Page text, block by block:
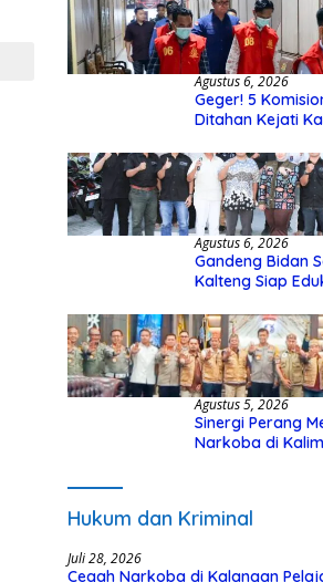
Agustus 6, 2026
Geger! 5
Ditahan Kejati
Hibah Rp40 Miliar
Agustus 6, 2026
Gandeng Bidan
Kalteng Siap
Agustus 5, 2026
Sinergi Perang
Narkoba di
Hukum dan Kriminal
Juli 28, 2026
Cegah Narkoba di Kalangan